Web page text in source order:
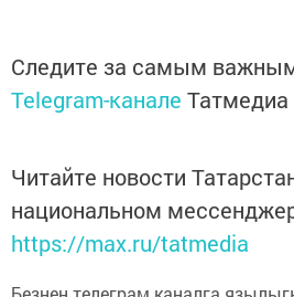
Следите за самым
Telegram-канале Татмедиа
Читайте новости
национальном
https://max.ru/tatmedia